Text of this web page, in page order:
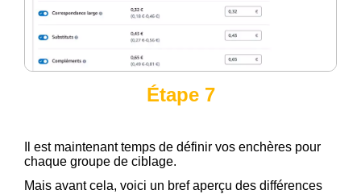
Étape 7
Il est maintenant temps de définir vos enchères pour
chaque groupe de ciblage.
Mais avant cela, voici un bref aperçu des différences